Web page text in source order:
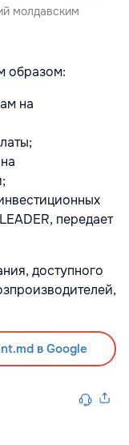
молдавским
образом:
на
передает
доступного
в Google